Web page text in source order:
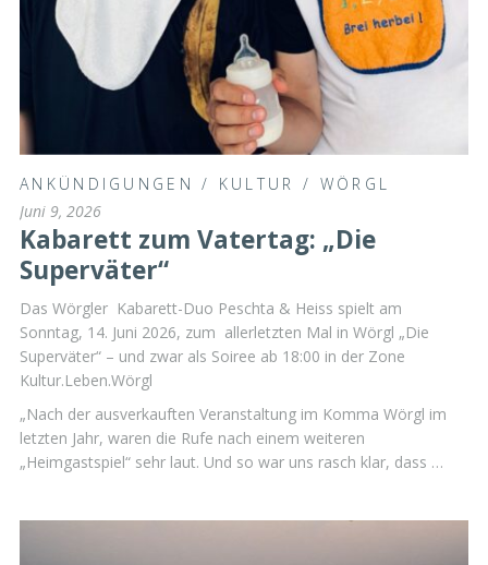
ANKÜNDIGUNGEN / KULTUR / WÖRGL
Juni 9, 2026
Kabarett zum Vatertag: „Die
Superväter“
Das Wörgler Kabarett-Duo Peschta & Heiss spielt am
Sonntag, 14. Juni 2026, zum allerletzten Mal in Wörgl „Die
Superväter“ – und zwar als Soiree ab 18:00 in der Zone
Kultur.Leben.Wörgl
„Nach der ausverkauften Veranstaltung im Komma Wörgl im
letzten Jahr, waren die Rufe nach einem weiteren
„Heimgastspiel“ sehr laut. Und so war uns rasch klar, dass …